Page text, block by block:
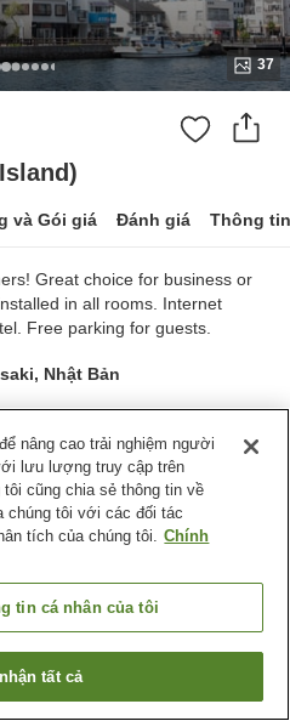
37
và Gói giá Đánh giá Thông
Great choice for business or
in all rooms. Internet
Free parking for guests.
Nhật Bản
Bãi đỗ xe
Thành phố Iki
trống
nâng cao trải nghiệm người
lưu lượng truy cập trên
cũng chia sẻ thông tin về
chúng tôi với các đối tác
tích của chúng tôi. Chính
tin cá nhân của tôi
tất cả